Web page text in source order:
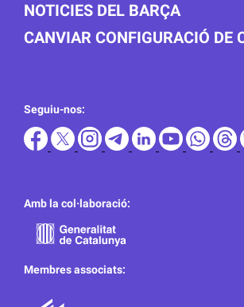
NOTICIES DEL BARÇA
CANVIAR CONFIGURACIÓ DE
Seguiu-nos:
Amb la col·laboració:
Membres associats: